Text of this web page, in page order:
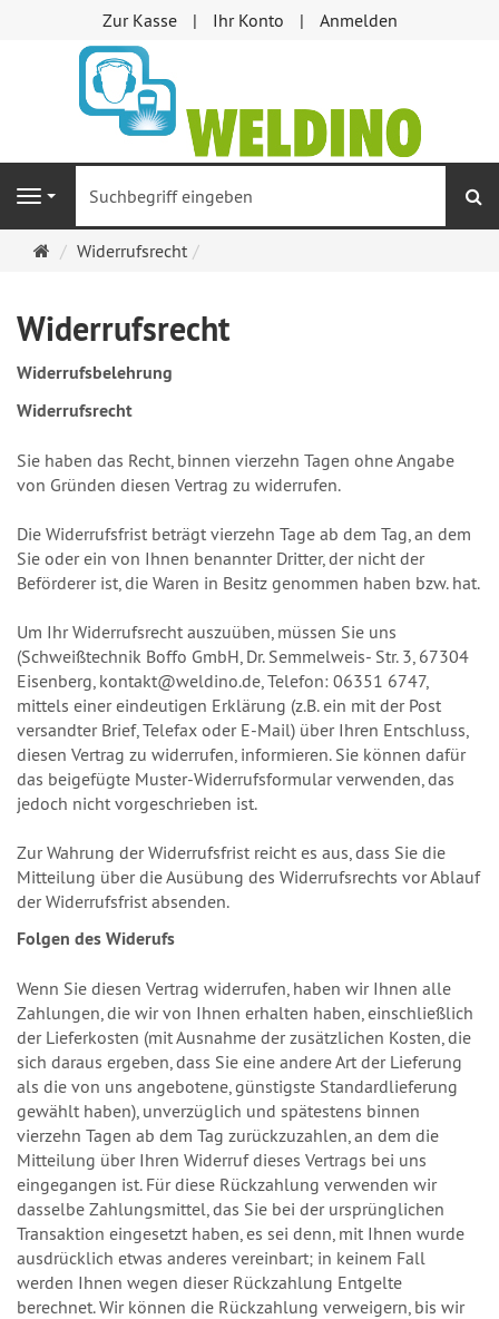
Zur Kasse Ihr Konto Anmelden
Navigation
Startseite
Widerrufsrecht
Widerrufsrecht
Widerrufsbelehrung
Widerrufsrecht
Sie haben das Recht, binnen vierzehn Tagen ohne Angabe
von Gründen diesen Vertrag zu widerrufen.
Die Widerrufsfrist beträgt vierzehn Tage ab dem Tag, an dem
Sie oder ein von Ihnen benannter Dritter, der nicht der
Beförderer ist, die Waren in Besitz genommen haben bzw. hat.
Um Ihr Widerrufsrecht auszuüben, müssen Sie uns
(Schweißtechnik Boffo GmbH, Dr. Semmelweis- Str. 3, 67304
Eisenberg, kontakt@weldino.de, Telefon: 06351 6747,
mittels einer eindeutigen Erklärung (z.B. ein mit der Post
versandter Brief, Telefax oder E-Mail) über Ihren Entschluss,
diesen Vertrag zu widerrufen, informieren. Sie können dafür
das beigefügte Muster-Widerrufsformular verwenden, das
jedoch nicht vorgeschrieben ist.
Zur Wahrung der Widerrufsfrist reicht es aus, dass Sie die
Mitteilung über die Ausübung des Widerrufsrechts vor Ablauf
der Widerrufsfrist absenden.
Folgen des Widerufs
Wenn Sie diesen Vertrag widerrufen, haben wir Ihnen alle
Zahlungen, die wir von Ihnen erhalten haben, einschließlich
der Lieferkosten (mit Ausnahme der zusätzlichen Kosten, die
sich daraus ergeben, dass Sie eine andere Art der Lieferung
als die von uns angebotene, günstigste Standardlieferung
gewählt haben), unverzüglich und spätestens binnen
vierzehn Tagen ab dem Tag zurückzuzahlen, an dem die
Mitteilung über Ihren Widerruf dieses Vertrags bei uns
eingegangen ist. Für diese Rückzahlung verwenden wir
dasselbe Zahlungsmittel, das Sie bei der ursprünglichen
Transaktion eingesetzt haben, es sei denn, mit Ihnen wurde
ausdrücklich etwas anderes vereinbart; in keinem Fall
werden Ihnen wegen dieser Rückzahlung Entgelte
berechnet. Wir können die Rückzahlung verweigern, bis wir